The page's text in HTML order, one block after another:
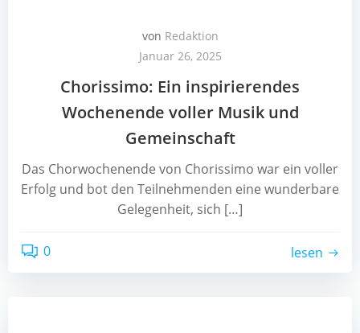
von Redaktion
Januar 26, 2025
Chorissimo: Ein inspirierendes
Wochenende voller Musik und
Gemeinschaft
Das Chorwochenende von Chorissimo war ein voller
Erfolg und bot den Teilnehmenden eine wunderbare
Gelegenheit, sich […]
0 lesen